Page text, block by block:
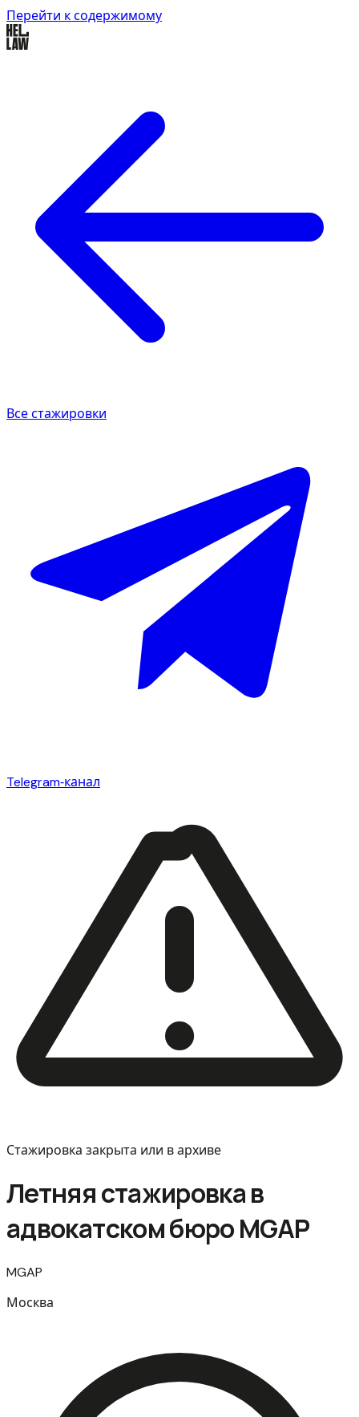
Перейти к содержимому
Все стажировки
Telegram‑канал
Стажировка закрыта или в архиве
Летняя стажировка в
адвокатском бюро MGAP
MGAP
Москва